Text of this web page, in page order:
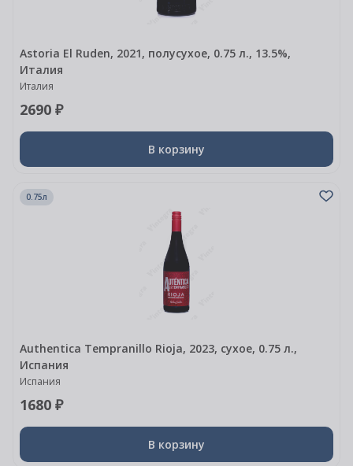
Astoria El Ruden, 2021, полусухое, 0.75 л., 13.5%,
Италия
Италия
2690 ₽
В корзину
0.75л
Authentica Tempranillo Rioja, 2023, сухое, 0.75 л.,
Испания
Испания
1680 ₽
В корзину